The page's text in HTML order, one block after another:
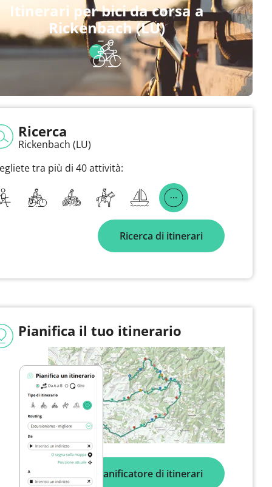
Itinerari per bici da corsa a
Rickenbach (LU)
Ricerca
Rickenbach (LU)
tra più di 40 attività:
Ricerca di itinerari
Pianifica il tuo itinerario
Pianificatore di itinerari